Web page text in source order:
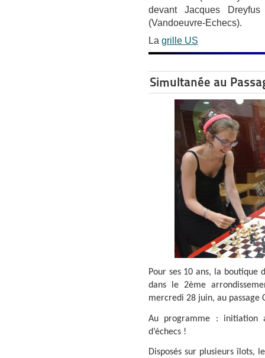
devant Jacques
(Vandoeuvre-Echecs).
La grille US
Simultanée au
Pour ses 10 ans, la boutique
dans le 2ème
mercredi 28 juin, au passage
Au programme : initiation
d’échecs !
Disposés sur plusieurs îlots,